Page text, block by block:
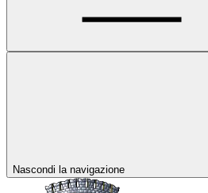
Nascondi la navigazione